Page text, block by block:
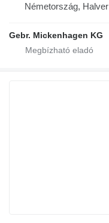
Németország, Halver
Gebr. Mickenhagen KG